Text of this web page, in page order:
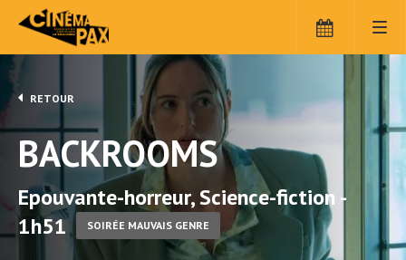
RETOUR
BACKROOMS
Epouvante-horreur, Science-fiction -
1h51
SOIRÉE MAUVAIS GENRE